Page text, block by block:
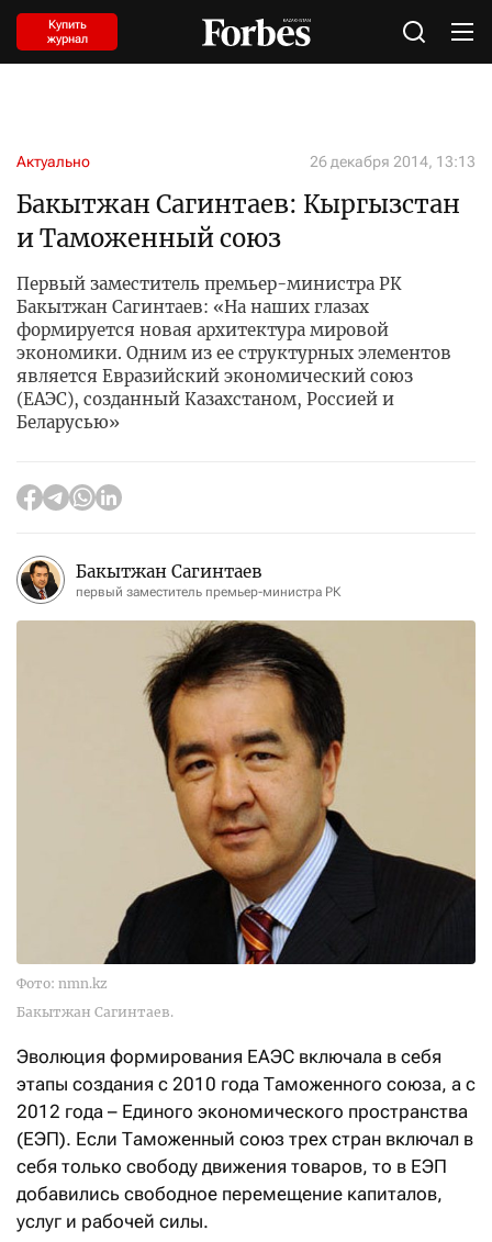
Купить
журнал
Актуально 26 декабря 2014, 13:13
Бакытжан Сагинтаев: Кыргызстан
и Таможенный союз
Первый заместитель премьер-министра РК
Бакытжан Сагинтаев: «На наших глазах
формируется новая архитектура мировой
экономики. Одним из ее структурных элементов
является Евразийский экономический союз
(ЕАЭС), созданный Казахстаном, Россией и
Беларусью»
Бакытжан Сагинтаев
первый заместитель премьер-министра РК
Фото: nmn.kz
Бакытжан Сагинтаев.
Эволюция формирования ЕАЭС включала в себя
этапы создания с 2010 года Таможенного союза, а с
2012 года – Единого экономического пространства
(ЕЭП). Если Таможенный союз трех стран включал в
себя только свободу движения товаров, то в ЕЭП
добавились свободное перемещение капиталов,
услуг и рабочей силы.